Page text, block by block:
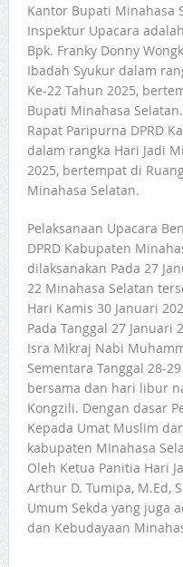
Kantor Bupati Minahasa
Inspektur Upacara
Bpk. Franky Donny
Ibadah Syukur dalam
Ke-22 Tahun 2025,
Bupati Minahasa
Rapat Paripurna DPRD
dalam rangka Hari Jadi
2025, bertempat di
Minahasa Selatan.
Pelaksanaan Upacara
DPRD Kabupaten
dilaksanakan Pada 27
22 Minahasa Selatan
Hari Kamis 30 Januari
Pada Tanggal 27
Isra Mikraj Nabi
Sementara Tanggal 28-
bersama dan hari libur
Kongzili. Dengan dasar
Kepada Umat Muslim
kabupaten MInahasa
Oleh Ketua Panitia Hari
Arthur D. Tumipa, M.Ed,
Umum Sekda yang juga
dan Kebudayaan